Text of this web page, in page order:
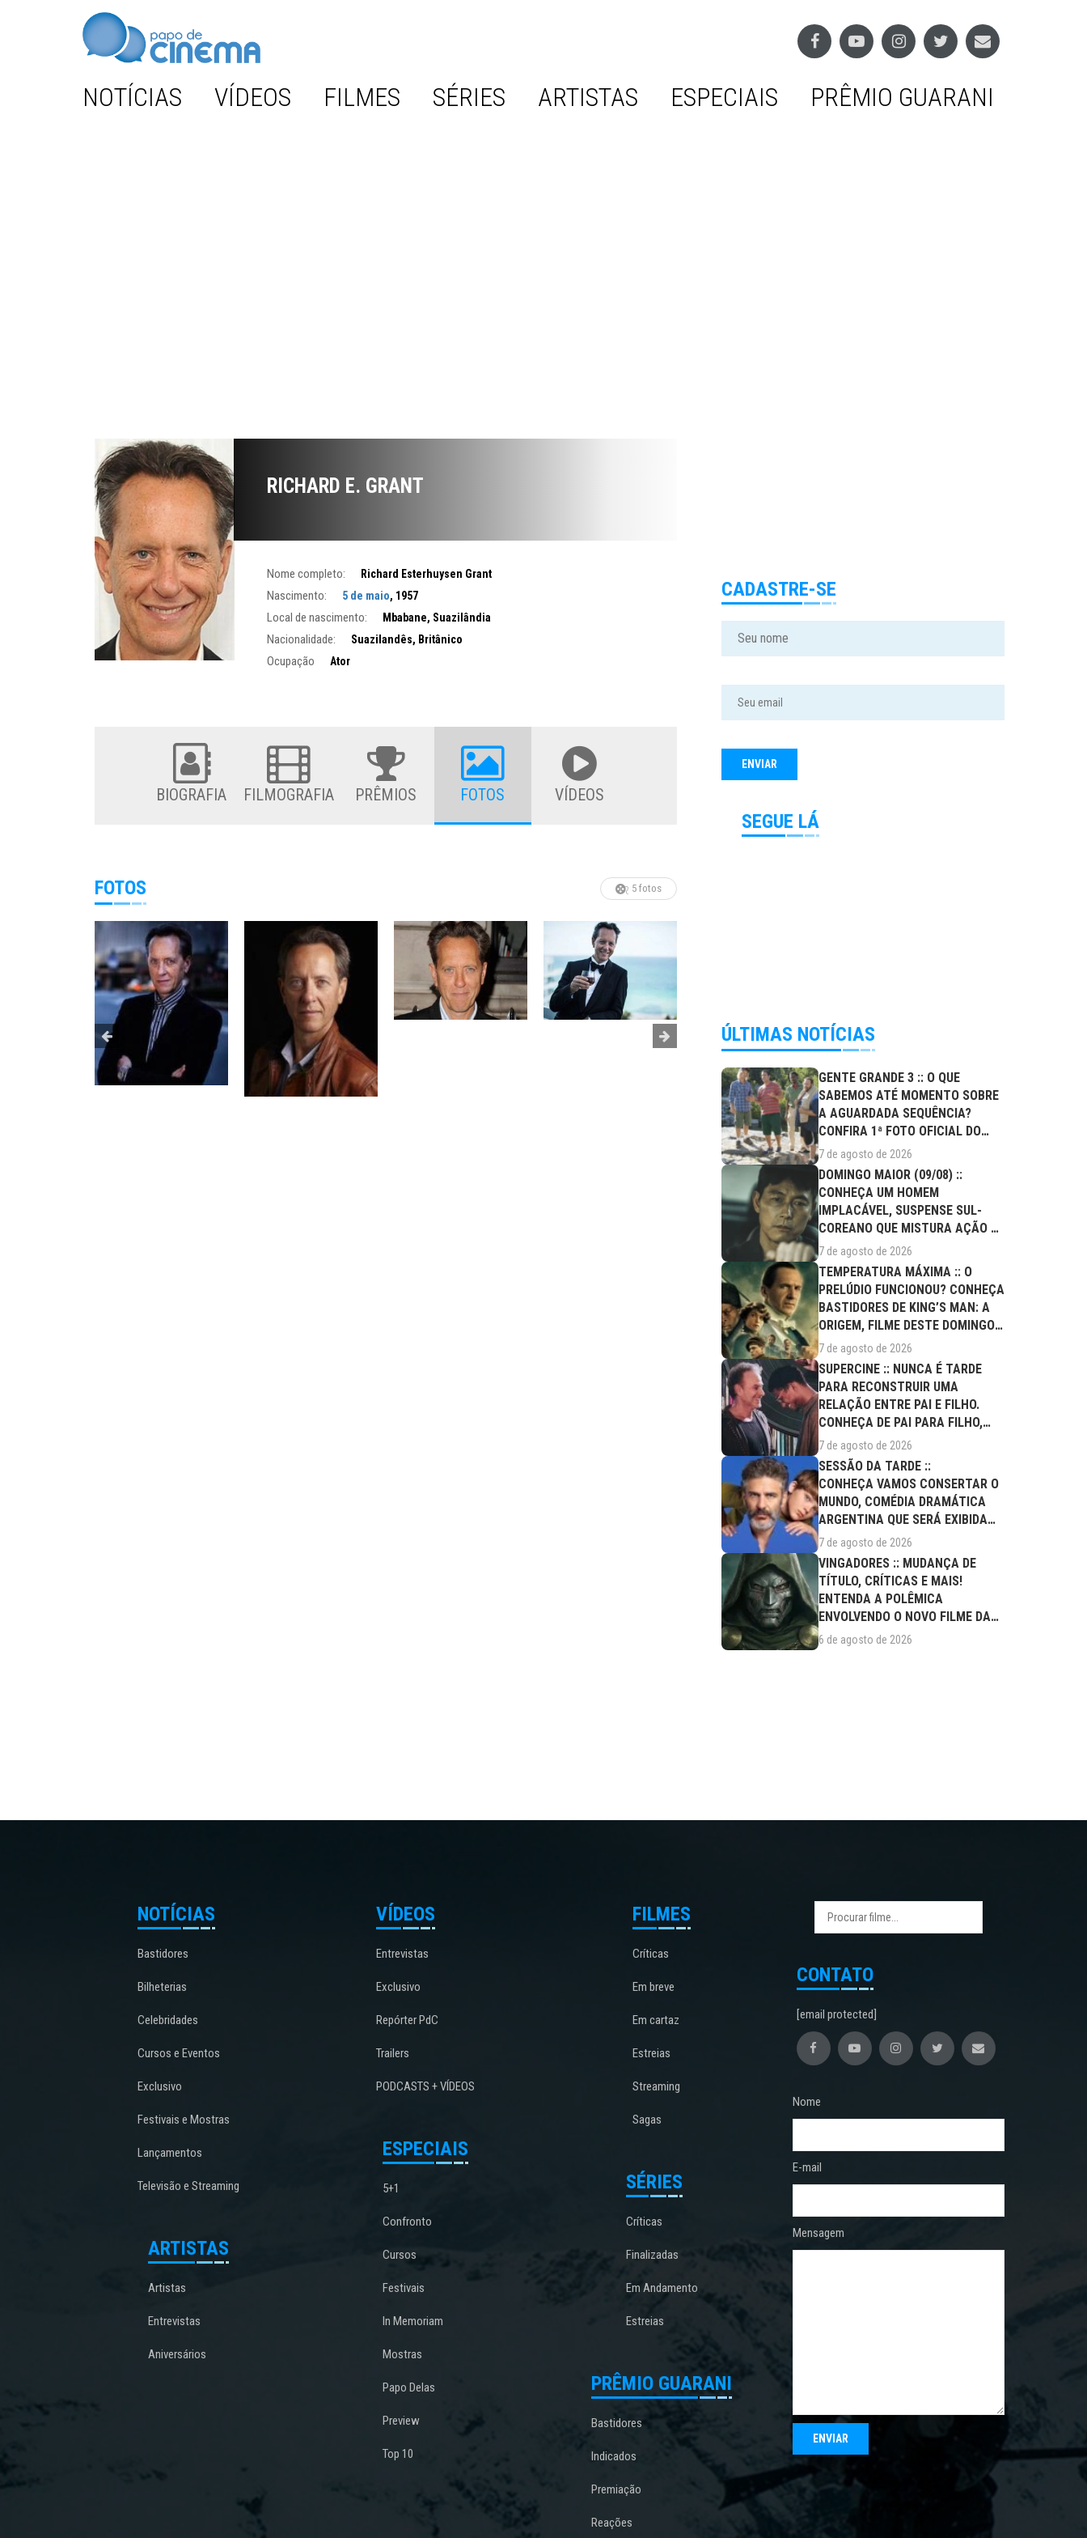
NOTÍCIAS VÍDEOS FILMES SÉRIES ARTISTAS ESPECIAIS PRÊMIO GUARANI
RICHARD E. GRANT
Nome completo: Richard Esterhuysen Grant
Nascimento: 5 de maio, 1957
Local de nascimento: Mbabane, Suazilândia
Nacionalidade: Suazilandês, Britânico
Ocupação Ator
BIOGRAFIA FILMOGRAFIA PRÊMIOS FOTOS VÍDEOS
FOTOS 5 fotos
CADASTRE-SE
SEGUE LÁ
ÚLTIMAS NOTÍCIAS
GENTE GRANDE 3 :: O QUE
SABEMOS ATÉ MOMENTO SOBRE
A AGUARDADA SEQUÊNCIA?
CONFIRA 1ª FOTO OFICIAL DO
ELENCO!
7 de agosto de 2026
DOMINGO MAIOR (09/08) ::
CONHEÇA UM HOMEM
IMPLACÁVEL, SUSPENSE SUL-
COREANO QUE MISTURA AÇÃO E
DRAMA FAMILIAR
7 de agosto de 2026
TEMPERATURA MÁXIMA :: O
PRELÚDIO FUNCIONOU? CONHEÇA
BASTIDORES DE KING’S MAN: A
ORIGEM, FILME DESTE DOMINGO
(09/08)
7 de agosto de 2026
SUPERCINE :: NUNCA É TARDE
PARA RECONSTRUIR UMA
RELAÇÃO ENTRE PAI E FILHO.
CONHEÇA DE PAI PARA FILHO,
FILME DESTE...
7 de agosto de 2026
SESSÃO DA TARDE ::
CONHEÇA VAMOS CONSERTAR O
MUNDO, COMÉDIA DRAMÁTICA
ARGENTINA QUE SERÁ EXIBIDA
NESTA SEXTA (07/08)
7 de agosto de 2026
VINGADORES :: MUDANÇA DE
TÍTULO, CRÍTICAS E MAIS!
ENTENDA A POLÊMICA
ENVOLVENDO O NOVO FILME DA
MARVEL
6 de agosto de 2026
NOTÍCIAS
Bastidores
Bilheterias
Celebridades
Cursos e Eventos
Exclusivo
Festivais e Mostras
Lançamentos
Televisão e Streaming
ARTISTAS
Artistas
Entrevistas
Aniversários
VÍDEOS
Entrevistas
Exclusivo
Repórter PdC
Trailers
PODCASTS + VÍDEOS
ESPECIAIS
5+1
Confronto
Cursos
Festivais
In Memoriam
Mostras
Papo Delas
Preview
Top 10
FILMES
Críticas
Em breve
Em cartaz
Estreias
Streaming
Sagas
SÉRIES
Críticas
Finalizadas
Em Andamento
Estreias
PRÊMIO GUARANI
Bastidores
Indicados
Premiação
Reações
CONTATO
[email protected]
Nome
E-mail
Mensagem